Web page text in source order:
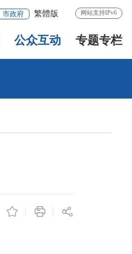
市政府 繁體版 网站支持IPv6
公众互动 专题专栏